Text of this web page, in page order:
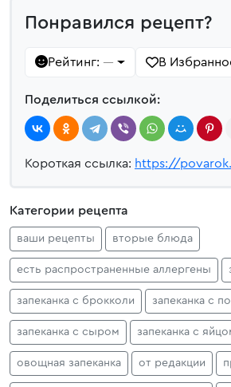
Понравился рецепт?
Рейтинг: — В
Поделиться ссылкой:
Короткая ссылка: https://
Категории рецепта
ваши рецепты вторые блюда
есть распространенные аллергены
запеканка с брокколи запеканка с
запеканка с сыром запеканка с
овощная запеканка от редакции